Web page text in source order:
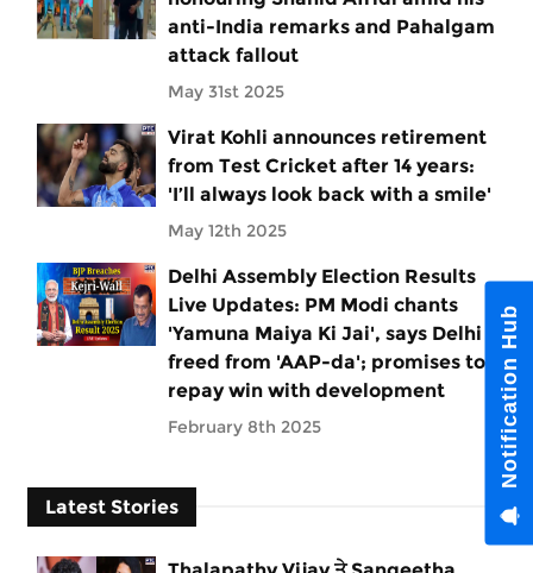
anti-India remarks and Pahalgam
attack fallout
May 31st 2025
Virat Kohli announces retirement
from Test Cricket after 14 years:
'I’ll always look back with a smile'
May 12th 2025
Delhi Assembly Election Results
Live Updates: PM Modi chants
'Yamuna Maiya Ki Jai', says Delhi
freed from 'AAP-da'; promises to
repay win with development
February 8th 2025
Latest Stories
Notification Hub